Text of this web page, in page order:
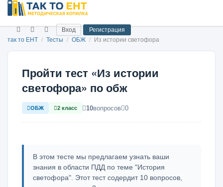
Вход
Регистрация
так то ЕНТ / Тесты / ОБЖ / Из истории светофора
Пройти тест «Из истории
светофора» по обж
ОБЖ 2 класс 10вопросов 0
В этом тесте мы предлагаем узнать ваши
знания в области ПДД по теме "История
светофора". Этот тест содердит 10 вопросов,